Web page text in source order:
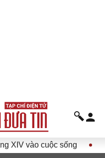
cuộc sống Hướng